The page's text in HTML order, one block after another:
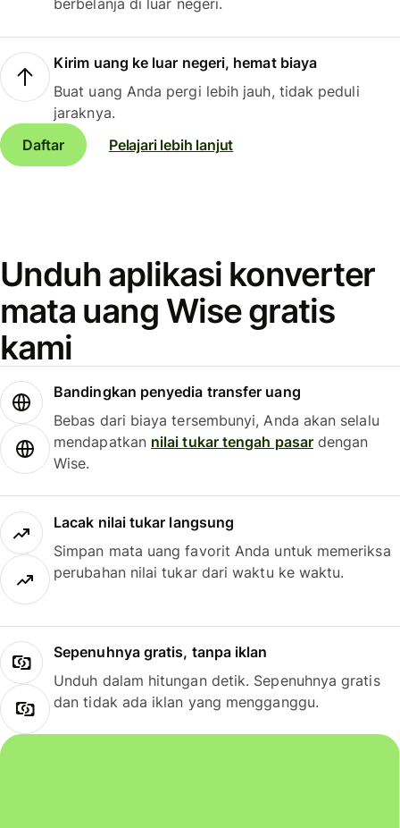
berbelanja di luar negeri.
Kirim uang ke luar negeri, hemat biaya
Buat uang Anda pergi lebih jauh, tidak peduli
jaraknya.
Daftar
Pelajari lebih lanjut
Unduh aplikasi konverter
mata uang Wise gratis
kami
Bandingkan penyedia transfer uang
Bebas dari biaya tersembunyi, Anda akan selalu
mendapatkan nilai tukar tengah pasardengan
Wise.
Lacak nilai tukar langsung
Simpan mata uang favorit Anda untuk memeriksa
perubahan nilai tukar dari waktu ke waktu.
Sepenuhnya gratis, tanpa iklan
Unduh dalam hitungan detik. Sepenuhnya gratis
dan tidak ada iklan yang mengganggu.